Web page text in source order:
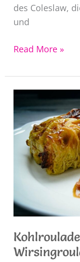
des Coleslaw,
und
Coleslaw
Krautsalat
Read More »